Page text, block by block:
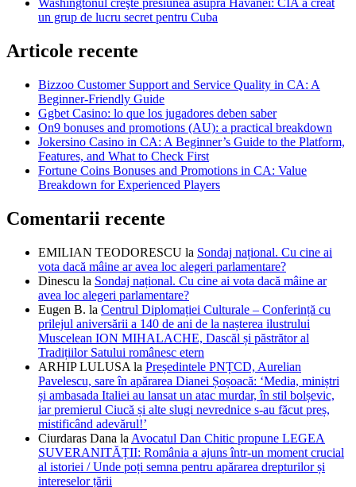
Washingtonul creşte presiunea asupra Havanei: CIA a creat
un grup de lucru secret pentru Cuba
Articole recente
Bizzoo Customer Support and Service Quality in CA: A
Beginner-Friendly Guide
Ggbet Casino: lo que los jugadores deben saber
On9 bonuses and promotions (AU): a practical breakdown
Jokersino Casino in CA: A Beginner’s Guide to the Platform,
Features, and What to Check First
Fortune Coins Bonuses and Promotions in CA: Value
Breakdown for Experienced Players
Comentarii recente
EMILIAN TEODORESCU la Sondaj național. Cu cine ai
vota dacă mâine ar avea loc alegeri parlamentare?
Dinescu la Sondaj național. Cu cine ai vota dacă mâine ar
avea loc alegeri parlamentare?
Eugen B. la Centrul Diplomației Culturale – Conferință cu
prilejul aniversării a 140 de ani de la nașterea ilustrului
Muscelean ION MIHALACHE, Dascăl și păstrător al
Tradițiilor Satului românesc etern
ARHIP LULUSA la Președintele PNȚCD, Aurelian
Pavelescu, sare în apărarea Dianei Șoșoacă: ‘Media, miniștri
și ambasada Italiei au lansat un atac murdar, în stil bolșevic,
iar premierul Ciucă și alte slugi nevrednice s-au făcut preș,
mistificând adevărul!’
Ciurdaras Dana la Avocatul Dan Chitic propune LEGEA
SUVERANITĂȚII: România a ajuns într-un moment crucial
al istoriei / Unde poți semna pentru apărarea drepturilor și
intereselor țării